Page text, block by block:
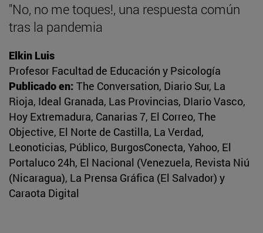
"No, no me toques!, una respuesta común
tras la pandemia
Elkin Luis
Profesor Facultad de Educación y Psicología
Publicado en: The Conversation, Diario Sur, La
Rioja, Ideal Granada, Las Provincias, DIario Vasco,
Hoy Extremadura, Canarias 7, El Correo, The
Objective, El Norte de Castilla, La Verdad,
Leonoticias, Público, BurgosConecta, Yahoo, El
Portaluco 24h, El Nacional (Venezuela, Revista Niú
(Nicaragua), La Prensa Gráfica (El Salvador) y
Caraota Digital